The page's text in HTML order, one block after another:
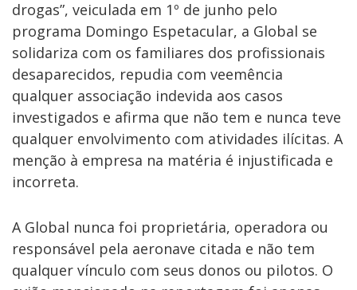
drogas”, veiculada em 1º de junho pelo
programa Domingo Espetacular, a Global se
solidariza com os familiares dos profissionais
desaparecidos, repudia com veemência
qualquer associação indevida aos casos
investigados e afirma que não tem e nunca teve
qualquer envolvimento com atividades ilícitas. A
menção à empresa na matéria é injustificada e
incorreta.
A Global nunca foi proprietária, operadora ou
responsável pela aeronave citada e não tem
qualquer vínculo com seus donos ou pilotos. O